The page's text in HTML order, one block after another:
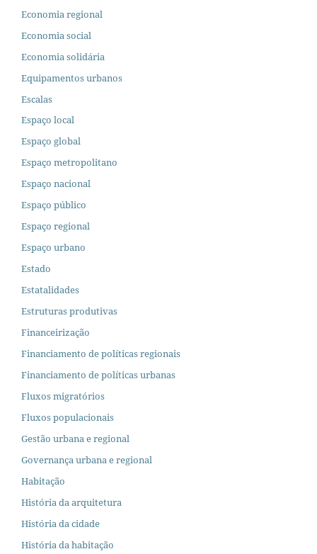
Economia regional
Economia social
Economia solidária
Equipamentos urbanos
Escalas
Espaço local
Espaço global
Espaço metropolitano
Espaço nacional
Espaço público
Espaço regional
Espaço urbano
Estado
Estatalidades
Estruturas produtivas
Financeirização
Financiamento de políticas regionais
Financiamento de políticas urbanas
Fluxos migratórios
Fluxos populacionais
Gestão urbana e regional
Governança urbana e regional
Habitação
História da arquitetura
História da cidade
História da habitação